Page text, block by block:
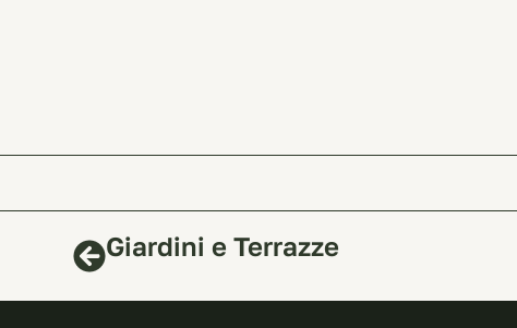
Giardini e Terrazze